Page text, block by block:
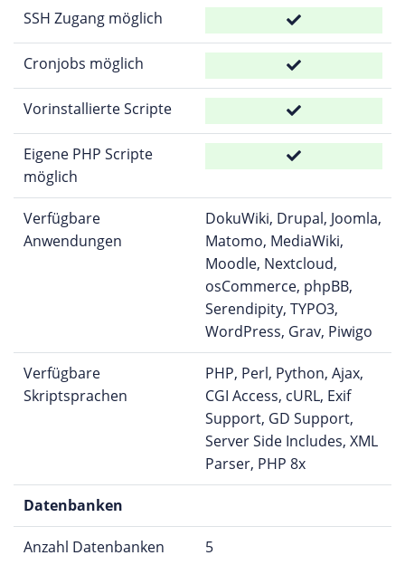
SSH Zugang möglich
Cronjobs möglich
Vorinstallierte Scripte
Eigene PHP Scripte
möglich
Verfügbare
Anwendungen
DokuWiki, Drupal, Joomla,
Matomo, MediaWiki,
Moodle, Nextcloud,
osCommerce, phpBB,
Serendipity, TYPO3,
WordPress, Grav, Piwigo
Verfügbare
Skriptsprachen
PHP, Perl, Python, Ajax,
CGI Access, cURL, Exif
Support, GD Support,
Server Side Includes, XML
Parser, PHP 8x
Datenbanken
Anzahl Datenbanken 5